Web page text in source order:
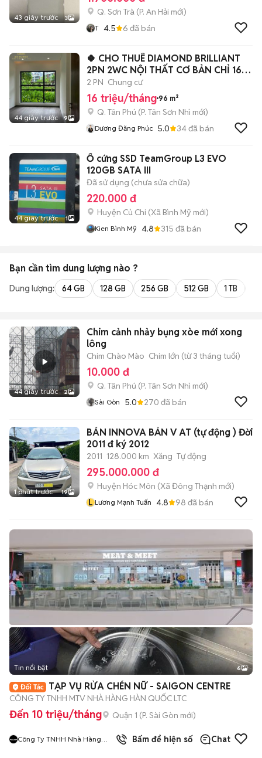
43 giây trước 3
Q. Sơn Trà (P. An Hải mới)
T 4.5 6 đã bán
44 giây trước 9
🍀 CHO THUÊ DIAMOND BRILLIANT
2PN 2WC NỘI THẤT CƠ BẢN CHỈ 16
TRIỆU
2 PN Chung cư
16 triệu/tháng 96 m²
Q. Tân Phú (P. Tân Sơn Nhì mới)
Dương Đăng Phúc 5.0 34đã bán
44 giây trước 1
Ổ cứng SSD TeamGroup L3 EVO
120GB SATA III
Đã sử dụng (chưa sửa chữa)
220.000 đ
Huyện Củ Chi (Xã Bình Mỹ mới)
Kien Bình Mỹ 4.8 315 đã bán
Bạn cần tìm dung lượng nào ?
Dung lượng: 64 GB 128 GB 256 GB 512 GB 1 TB
44 giây trước 2
Chim cảnh nhảy bụng xòe mới xong
lông
Chim Chào Mào Chim lớn (từ 3 tháng tuổi)
10.000 đ
Q. Tân Phú (P. Tân Sơn Nhì mới)
Sài Gòn 5.0 270 đã bán
1 phút trước 19
BÁN INNOVA BẢN V AT (tự động ) Đời
2011 đ ký 2012
2011 128.000 km Xăng Tự động
295.000.000 đ
Huyện Hóc Môn (Xã Đông Thạnh mới)
L Lương Mạnh Tuấn 4.8 98 đã bán
+2
Tin nổi bật 6
TẠP VỤ RỬA CHÉN NỮ - SAIGON CENTRE
CÔNG TY TNHH MTV NHÀ HÀNG HÀN QUỐC LTC
Đến 10 triệu/tháng Quận 1 (P. Sài Gòn mới)
Công Ty TNHH Nhà Hàng
9đã bán
Bấm để hiện số Chat